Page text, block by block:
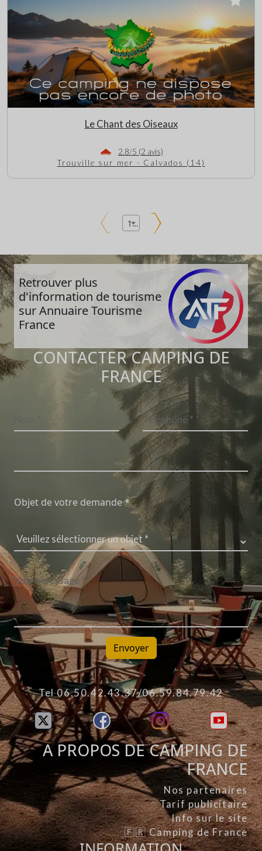
Le Chant des Oiseaux
2.8/5 (2 avis)
Trouville sur mer - Calvados (14)
1
Retrouver plus
d'information de tourisme
sur Annuaire Tourisme
France
CONTACTER CAMPING DE
FRANCE
Objet de votre demande *
Envoyer
Tel 06.50.42.43.37/06.59.84.79.42
A PROPOS DE CAMPING DE
FRANCE
Nos partenaires
Tarif publicitaire
Info sur le site
🇫🇷 Camping de France